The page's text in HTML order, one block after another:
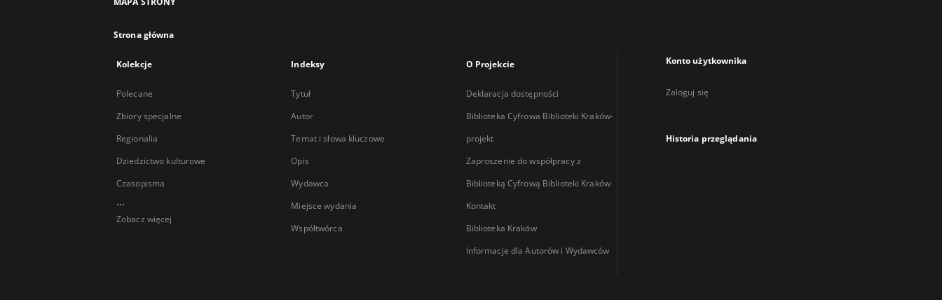
Strona główna
Kolekcje
Polecane
Zbiory specjalne
Regionalia
Dziedzictwo kulturowe
Czasopisma
...
Zobacz więcej
Indeksy
Tytuł
Autor
Temat i słowa kluczowe
Opis
Wydawca
Miejsce wydania
Współtwórca
O Projekcie
Deklaracja dostępności
Biblioteka Cyfrowa Biblioteki Kraków-
projekt
Zaproszenie do współpracy z
Biblioteką Cyfrową Biblioteki Kraków
Kontakt
Biblioteka Kraków
Informacje dla Autorów i Wydawców
Konto użytkownika
Zaloguj się
Historia przeglądania